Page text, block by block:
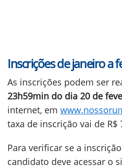
Inscrições de janeiro a
As inscrições podem ser
23h59min do dia 20 de
internet, em
taxa de inscrição vai de R$
Para verificar se a
candidato deve acessar o